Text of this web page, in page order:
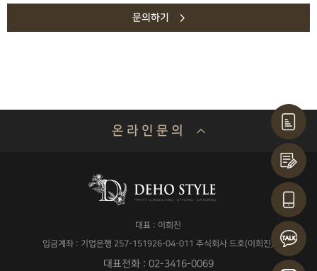
문의하기
온 라 인 문 의
대표 : 이희진
입금계좌 : 기업은행 257-151926-04-011 주식회사 드호(이희진)
대표전화 : 02-3416-0069